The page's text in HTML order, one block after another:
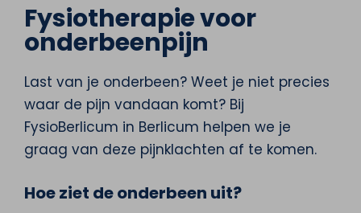
Fysiotherapie voor
onderbeenpijn
Last van je onderbeen? Weet je niet precies
waar de pijn vandaan komt? Bij
FysioBerlicum in Berlicum helpen we je
graag van deze pijnklachten af te komen.
Hoe ziet de onderbeen uit?